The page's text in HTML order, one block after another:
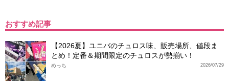
おすすめ記事
【2026夏】ユニバのチュロス味、販売場所、値段ま
とめ！定番＆期間限定のチュロスが勢揃い！
2026/07/29
めっち